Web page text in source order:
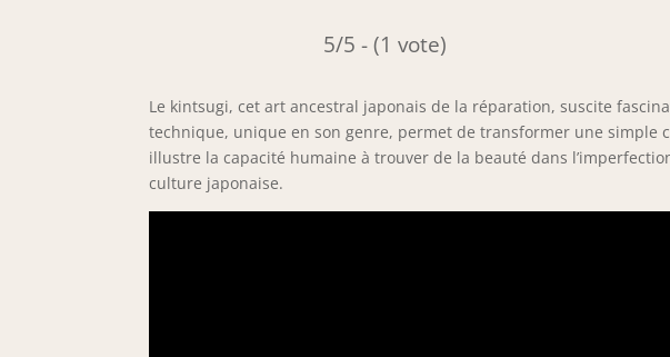
5/5 - (1 vote)
Le kintsugi, cet art ancestral japonais de la réparation, suscite
technique, unique en son genre, permet de transformer une simple
illustre la capacité humaine à trouver de la beauté dans
culture japonaise.